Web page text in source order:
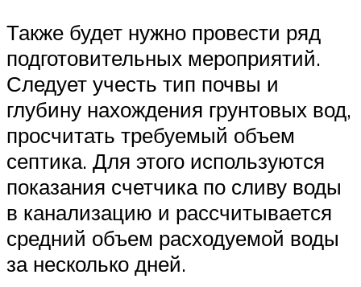
Также будет нужно провести ряд
подготовительных мероприятий.
Следует учесть тип почвы и
глубину нахождения грунтовых вод,
просчитать требуемый объем
септика. Для этого используются
показания счетчика по сливу воды
в канализацию и рассчитывается
средний объем расходуемой воды
за несколько дней.